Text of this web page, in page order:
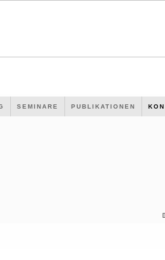
SEMINARE PUBLIKATIONEN